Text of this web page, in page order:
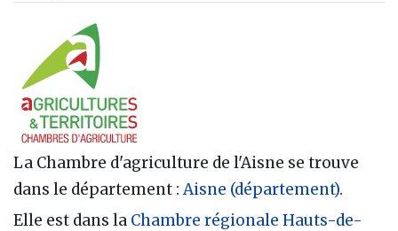
navigation
La Chambre d'agriculture de l'Aisne se trouve
dans le département :Aisne (département).
Elle est dans la Chambre régionale Hauts-de-